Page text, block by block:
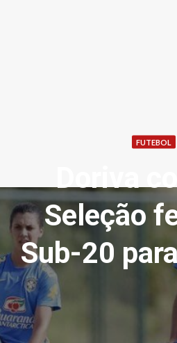
FUTEBOL
Seleção
Sub-20